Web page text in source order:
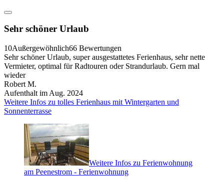
Sehr schöner Urlaub
10Außergewöhnlich66 Bewertungen
Sehr schöner Urlaub, super ausgestattetes Ferienhaus, sehr nette
Vermieter, optimal für Radtouren oder Strandurlaub. Gern mal
wieder
Robert M.
Aufenthalt im Aug. 2024
Weitere Infos zu tolles Ferienhaus mit Wintergarten und
Sonnenterrasse
Weitere Infos zu Ferienwohnung
am Peenestrom - Ferienwohnung